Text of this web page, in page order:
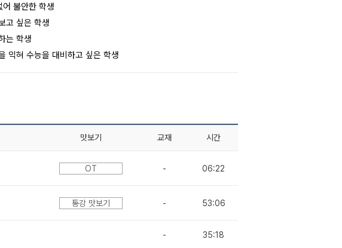
불안한 학생
고 싶은 학생
는 학생
익혀 수능을 대비하고 싶은 학생
맛보기 교재 시간
OT - 06:22
통강 맛보기 - 53:06
- 35:18